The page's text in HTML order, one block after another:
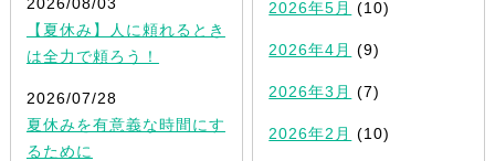
【夏休み】人に頼れるとき
は全力で頼ろう！
2026/07/28
夏休みを有意義な時間にす
るために
2026年5月 (10)
2026年4月 (9)
2026年3月 (7)
2026年2月 (10)